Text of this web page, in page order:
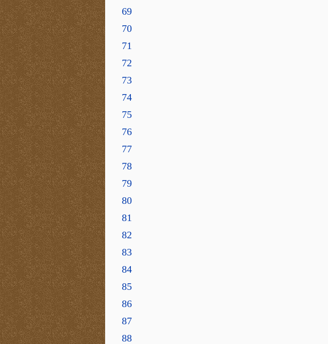
69
70
71
72
73
74
75
76
77
78
79
80
81
82
83
84
85
86
87
88